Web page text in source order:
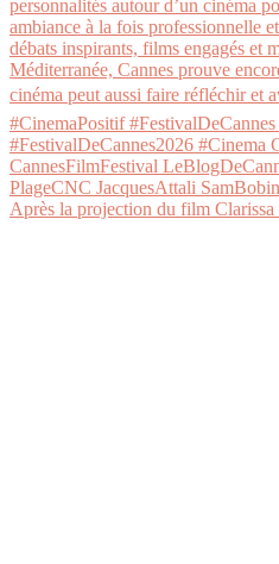
Après la projection du film Clarissa